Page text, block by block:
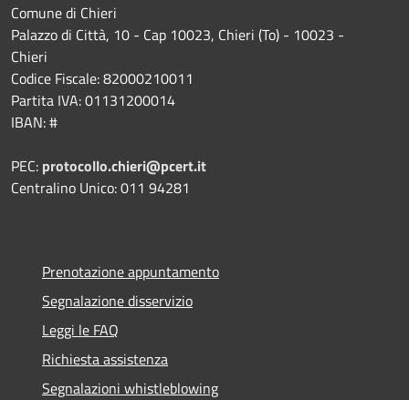
Comune di Chieri
Palazzo di Città, 10 - Cap 10023, Chieri (To) - 10023 -
Chieri
Codice Fiscale: 82000210011
Partita IVA: 01131200014
IBAN: #
PEC: protocollo.chieri@pcert.it
Centralino Unico: 011 94281
Prenotazione appuntamento
Segnalazione disservizio
Leggi le FAQ
Richiesta assistenza
Segnalazioni whistleblowing